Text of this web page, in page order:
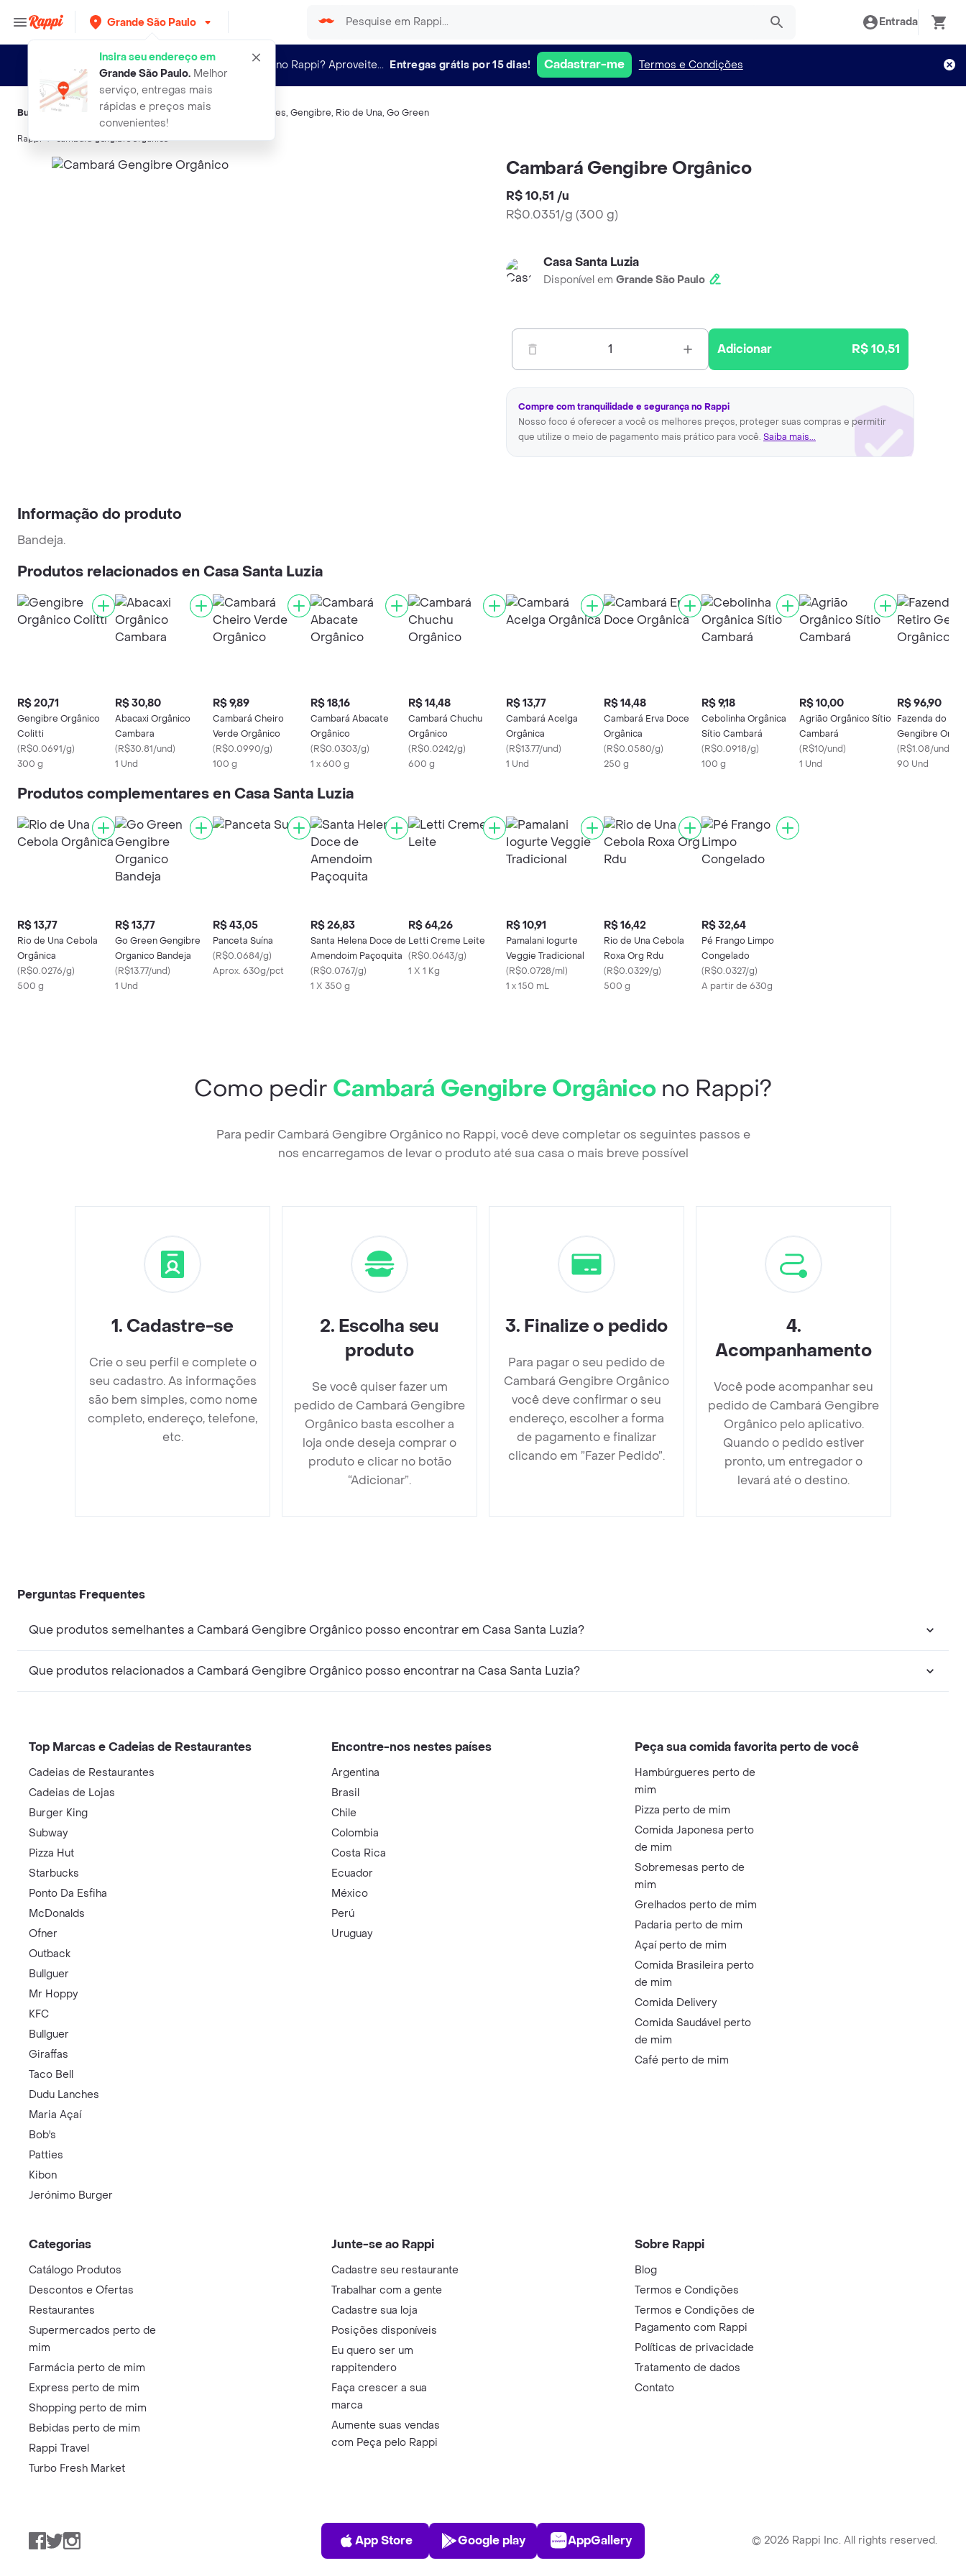
Grande São Paulo
Insira seu endereço em
Grande São Paulo.Melhor
serviço, entregas mais
rápidas e preços mais
convenientes!
Entrada
Novo no Rappi? Aproveite... Entregas grátis por 15 dias! Cadastrar-me Termos e Condições
Buscas relacionadas:Batata, mandioca e tubérculos Pesables, Gengibre, Rio de Una, Go Green
Rappi cambara gengibre organico
Cambará Gengibre Orgânico
R$ 10,51 /u
R$0.0351/g (300 g)
Casa Santa Luzia
Disponível em Grande São Paulo
1 Adicionar R$ 10,51
Compre com tranquilidade e segurança no Rappi
Nosso foco é oferecer a você os melhores preços, proteger suas compras e permitir
que utilize o meio de pagamento mais prático para você. Saiba mais...
Informação do produto
Bandeja.
Produtos relacionados en Casa Santa Luzia
R$ 20,71
Gengibre Orgânico
Colitti
(R$0.0691/g)
300 g
R$ 30,80
Abacaxi Orgânico
Cambara
(R$30.81/und)
1 Und
R$ 9,89
Cambará Cheiro
Verde Orgânico
(R$0.0990/g)
100 g
R$ 18,16
Cambará Abacate
Orgânico
(R$0.0303/g)
1 x 600 g
R$ 14,48
Cambará Chuchu
Orgânico
(R$0.0242/g)
600 g
R$ 13,77
Cambará Acelga
Orgânica
(R$13.77/und)
1 Und
R$ 14,48
Cambará Erva Doce
Orgânica
(R$0.0580/g)
250 g
R$ 9,18
Cebolinha Orgânica
Sítio Cambará
(R$0.0918/g)
100 g
R$ 10,00
Agrião Orgânico Sítio
Cambará
(R$10/und)
1 Und
R$ 96,90
Fazenda do
Gengibre
(R$1.08/und
90 Und
Produtos complementares en Casa Santa Luzia
R$ 13,77
Rio de Una Cebola
Orgânica
(R$0.0276/g)
500 g
R$ 13,77
Go Green Gengibre
Organico Bandeja
(R$13.77/und)
1 Und
R$ 43,05
Panceta Suína
(R$0.0684/g)
Aprox. 630g/pct
R$ 26,83
Santa Helena Doce de
Amendoim Paçoquita
(R$0.0767/g)
1 X 350 g
R$ 64,26
Letti Creme Leite
(R$0.0643/g)
1 X 1 Kg
R$ 10,91
Pamalani Iogurte
Veggie Tradicional
(R$0.0728/ml)
1 x 150 mL
R$ 16,42
Rio de Una Cebola
Roxa Org Rdu
(R$0.0329/g)
500 g
R$ 32,64
Pé Frango Limpo
Congelado
(R$0.0327/g)
A partir de 630g
Como pedir Cambará Gengibre Orgânicono Rappi?
Para pedir Cambará Gengibre Orgânico no Rappi, você deve completar os seguintes passos e
nos encarregamos de levar o produto até sua casa o mais breve possível
1. Cadastre-se
Crie o seu perfil e complete o
seu cadastro. As informações
são bem simples, como nome
completo, endereço, telefone,
etc.
2. Escolha seu
produto
Se você quiser fazer um
pedido de Cambará Gengibre
Orgânico basta escolher a
loja onde deseja comprar o
produto e clicar no botão
“Adicionar”.
3. Finalize o pedido
Para pagar o seu pedido de
Cambará Gengibre Orgânico
você deve confirmar o seu
endereço, escolher a forma
de pagamento e finalizar
clicando em ”Fazer Pedido”.
4.
Acompanhamento
Você pode acompanhar seu
pedido de Cambará Gengibre
Orgânico pelo aplicativo.
Quando o pedido estiver
pronto, um entregador o
levará até o destino.
Perguntas Frequentes
Que produtos semelhantes a Cambará Gengibre Orgânico posso encontrar em Casa Santa Luzia?
Que produtos relacionados a Cambará Gengibre Orgânico posso encontrar na Casa Santa Luzia?
Top Marcas e Cadeias de Restaurantes
Cadeias de Restaurantes
Cadeias de Lojas
Burger King
Subway
Pizza Hut
Starbucks
Ponto Da Esfiha
McDonalds
Ofner
Outback
Bullguer
Mr Hoppy
KFC
Bullguer
Giraffas
Taco Bell
Dudu Lanches
Maria Açaí
Bob's
Patties
Kibon
Jerónimo Burger
Encontre-nos nestes países
Argentina
Brasil
Chile
Colombia
Costa Rica
Ecuador
México
Perú
Uruguay
Peça sua comida favorita perto de você
Hambúrgueres perto de
mim
Pizza perto de mim
Comida Japonesa perto
de mim
Sobremesas perto de
mim
Grelhados perto de mim
Padaria perto de mim
Açaí perto de mim
Comida Brasileira perto
de mim
Comida Delivery
Comida Saudável perto
de mim
Café perto de mim
Categorias
Catálogo Produtos
Descontos e Ofertas
Restaurantes
Supermercados perto de
mim
Farmácia perto de mim
Express perto de mim
Shopping perto de mim
Bebidas perto de mim
Rappi Travel
Turbo Fresh Market
Junte-se ao Rappi
Cadastre seu restaurante
Trabalhar com a gente
Cadastre sua loja
Posições disponíveis
Eu quero ser um
rappitendero
Faça crescer a sua
marca
Aumente suas vendas
com Peça pelo Rappi
Sobre Rappi
Blog
Termos e Condições
Termos e Condições de
Pagamento com Rappi
Políticas de privacidade
Tratamento de dados
Contato
Facebook
TwitterInstagram
App Store
App Store
Play Store
Google play
AppGallery
AppGallery © 2026 Rappi Inc. All rights reserved.